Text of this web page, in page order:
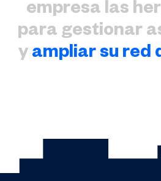
empresa las
para gestionar
y ampliar su red